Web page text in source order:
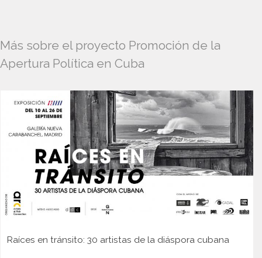
Más sobre el proyecto Promoción de la
Apertura Política en Cuba
Raíces en tránsito: 30 artistas de la diáspora cubana